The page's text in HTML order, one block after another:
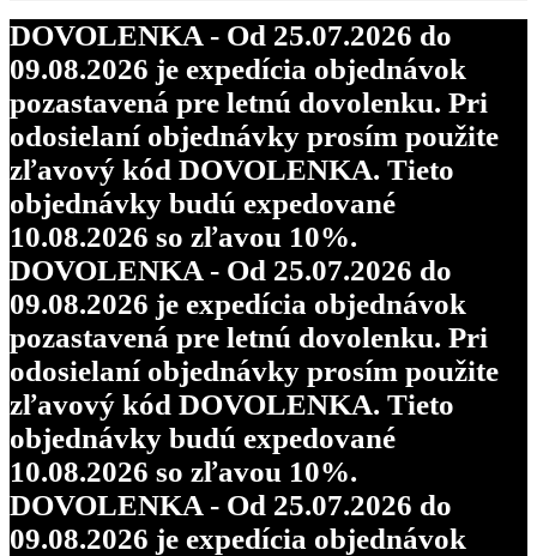
DOVOLENKA - Od 25.07.2026 do
09.08.2026 je expedícia objednávok
pozastavená pre letnú dovolenku. Pri
odosielaní objednávky prosím použite
zľavový kód DOVOLENKA. Tieto
objednávky budú expedované
10.08.2026 so zľavou 10%.
DOVOLENKA - Od 25.07.2026 do
09.08.2026 je expedícia objednávok
pozastavená pre letnú dovolenku. Pri
odosielaní objednávky prosím použite
zľavový kód DOVOLENKA. Tieto
objednávky budú expedované
10.08.2026 so zľavou 10%.
DOVOLENKA - Od 25.07.2026 do
09.08.2026 je expedícia objednávok